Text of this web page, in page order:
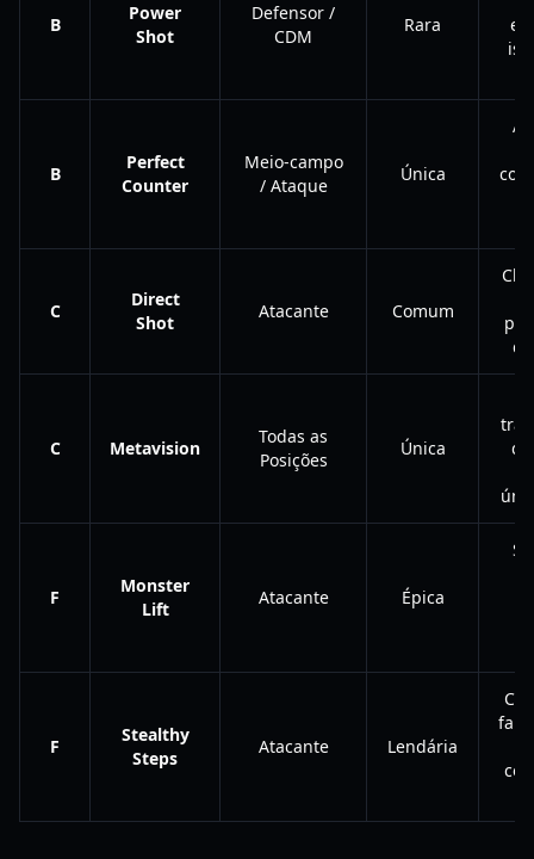
B
Power
Shot
Defensor /
CDM
Rara
B
Perfect
Counter
Meio-campo
/ Ataque
Única
C
Direct
Shot
Atacante Comum
C Metavision
Todas as
Posições
Única
F
Monster
Lift
Atacante Épica
F
Stealthy
Steps
Atacante Lendária